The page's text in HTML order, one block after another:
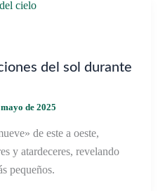
del sol durante
de 2025
de este a oeste,
y atardeceres, revelando
pequeños.